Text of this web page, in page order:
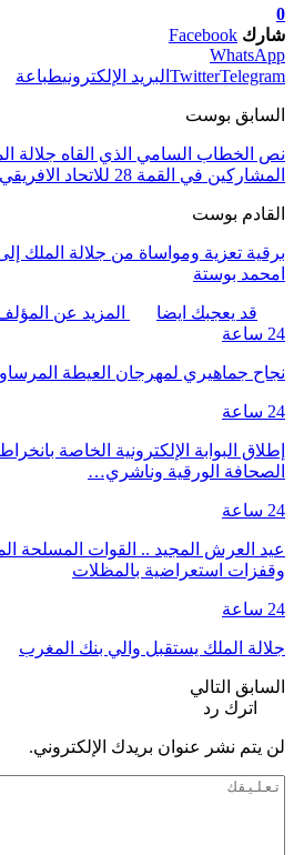
0
شارك Facebook
WhatsApp
TwitterTelegram البريد الإلكترونيطباعة
السابق بوست
نص الخطاب السامي الذي القاه جلالة
المشاركين في القمة 28 للاتحاد الافريقي
القادم بوست
برقية تعزية ومواساة من جلالة الملك
امحمد بوستة
قد يعجبك ايضا
المزيد عن
24 ساعة
نجاح جماهيري لمهرجان العيطة
24 ساعة
إطلاق البوابة الإلكترونية الخاصة
الصحافة الورقية وناشري…
24 ساعة
عيد العرش المجيد .. القوات المسلحة
وقفزات استعراضية بالمظلات
24 ساعة
جلالة الملك يستقبل والي بنك المغرب
السابق التالي
اترك رد
لن يتم نشر عنوان بريدك الإلكتروني.